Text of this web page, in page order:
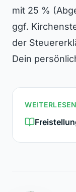
mit 25 %
ggf.
der
Dein
WEITERLESEN